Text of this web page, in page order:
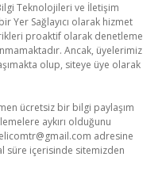
Teknolojileri ve İletişim
Yer Sağlayıcı olarak hizmet
proaktif olarak denetleme
Ancak, üyelerimiz
olup, siteye üye olarak
ücretsiz bir bilgi paylaşım
aykırı olduğunu
adresine
süre içerisinde sitemizden